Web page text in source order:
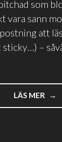
som
vara sann
att
–
LÄS MER
"TO
BE